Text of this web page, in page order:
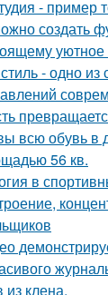
- пример
создать
уютное
- одно из
всю обувь в
56 кв.
в
из клена.